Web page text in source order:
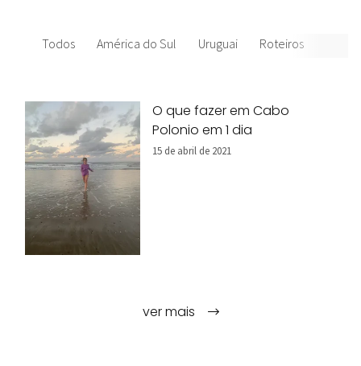
Todos América do Sul Uruguai Roteiros
O que fazer em Cabo
Polonio em 1 dia
15 de abril de 2021
ver mais